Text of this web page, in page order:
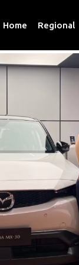
Home Regional